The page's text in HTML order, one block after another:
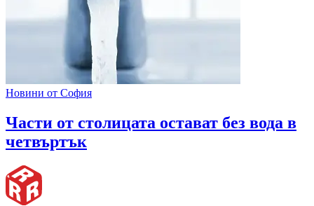
Новини от София
Части от столицата остават без вода в
четвъртък